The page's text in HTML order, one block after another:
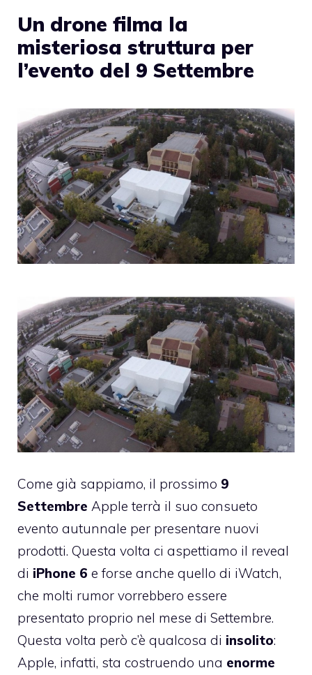
Un drone filma la
misteriosa struttura per
l’evento del 9 Settembre
Come già sappiamo, il prossimo 9
Settembre Apple terrà il suo consueto
evento autunnale per presentare nuovi
prodotti. Questa volta ci aspettiamo il reveal
di iPhone 6 e forse anche quello di iWatch,
che molti rumor vorrebbero essere
presentato proprio nel mese di Settembre.
Questa volta però c’è qualcosa di insolito:
Apple, infatti, sta costruendo una enorme